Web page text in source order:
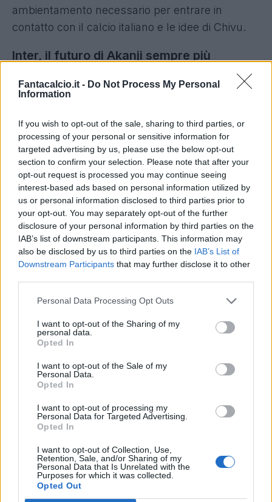
Fantacalcio.it - Do Not Process My Personal
Information
If you wish to opt-out of the sale, sharing to third parties, or
processing of your personal or sensitive information for
targeted advertising by us, please use the below opt-out
section to confirm your selection. Please note that after your
opt-out request is processed you may continue seeing
interest-based ads based on personal information utilized by
us or personal information disclosed to third parties prior to
your opt-out. You may separately opt-out of the further
disclosure of your personal information by third parties on the
IAB’s list of downstream participants. This information may
also be disclosed by us to third parties on the IAB’s List of
Downstream Participants that may further disclose it to other
Personal Data Processing Opt Outs
I want to opt-out of the Sharing of my
personal data.
Opted In
I want to opt-out of the Sale of my
Personal Data.
Opted In
I want to opt-out of processing my
Personal Data for Targeted Advertising.
Opted In
I want to opt-out of Collection, Use,
Retention, Sale, and/or Sharing of my
Personal Data that Is Unrelated with the
Purposes for which it was collected.
Opted Out
ambientamento necessario per entrare in
contatto con il calcio italiano e le idee di Chivu.
Inter, il futuro di Akanji sempre più
La duttilità del difensore 30enne è uno degli
maggiormente colpito: Chivu sa bene di poter
sfruttare Akanj in diverse posizioni della difesa,
anche se ad oggi sembra avere guadagnato
consensi per prendere posizione
al centro della
difesa a tre.
Come riportato dal Corriere dello Sport, l'Inter
potrebbe non solo decidere di puntare su Akanji
per i prossimi anni, ma avendo in scadenza
giocatori comeAcerbi e de Vrij,l'ex
Manchester City potrebbe davvero andarsi a